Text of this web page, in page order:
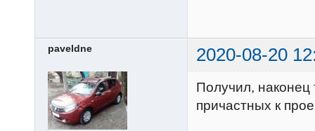
paveldne 2020-08-20
Получил,
причастных к